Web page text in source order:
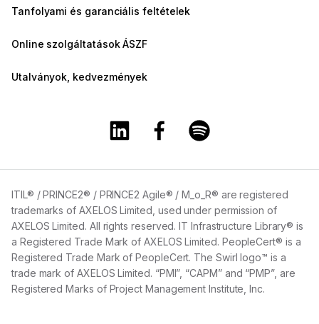
Tanfolyami és garanciális feltételek
Online szolgáltatások ÁSZF
Utalványok, kedvezmények
A Training360 Linkedin oldala
A Training360 Facebook
ITIL® / PRINCE2® / PRINCE2 Agile® / M_o_R® are registered
trademarks of AXELOS Limited, used under permission of
AXELOS Limited. All rights reserved. IT Infrastructure Library® is
a Registered Trade Mark of AXELOS Limited. PeopleCert® is a
Registered Trade Mark of PeopleCert. The Swirl logo™ is a
trade mark of AXELOS Limited. “PMI”, “CAPM” and “PMP”, are
Registered Marks of Project Management Institute, Inc.